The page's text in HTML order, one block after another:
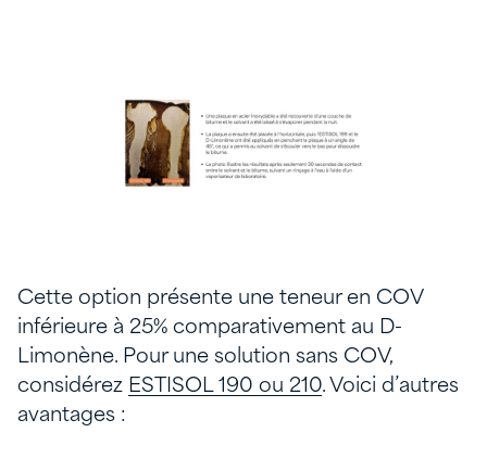
Cette option présente une teneur en COV
inférieure à 25% comparativement au D-
Limonène. Pour une solution sans COV,
considérez ESTISOL 190 ou 210. Voici d’autres
avantages :